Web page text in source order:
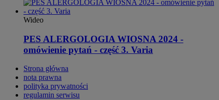
Wideo
PES ALERGOLOGIA WIOSNA 2024 -
omówienie pytań - część 3. Varia
Strona główna
nota prawna
polityka prywatności
regulamin serwisu